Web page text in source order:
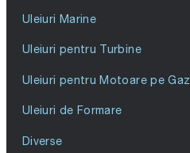
Uleiuri Marine
Uleiuri pentru Turbine
Uleiuri pentru Motoare pe Gaz
Uleiuri de Formare
Diverse